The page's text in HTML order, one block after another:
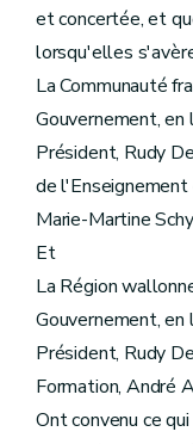
et concertée, et
lorsqu'elles
La Communauté
Gouvernement,
Président, Rudy
de
Marie-Martine
Et
La Région
Gouvernement,
Président, Rudy
Formation, André
Ont convenu ce